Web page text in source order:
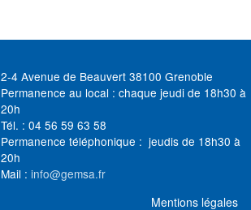
2-4 Avenue de Beauvert 38100 Grenoble
Permanence au local : chaque jeudi de 18h30 à
20h
Tél. : 04 56 59 63 58
Permanence téléphonique : jeudis de 18h30 à
20h
Mail : info@gemsa.fr
Mentions légales